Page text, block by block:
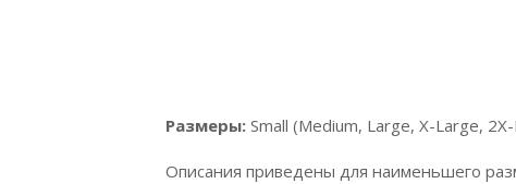
Размеры: Small (Medium, Large, X-Large,
Описания приведены для наименьшего